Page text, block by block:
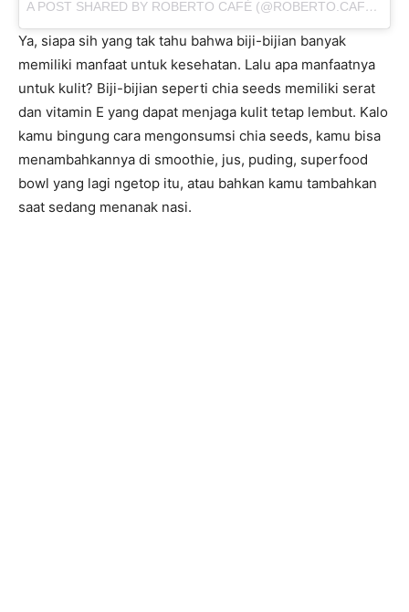
A POST SHARED BY ROBERTO CAFÉ (@ROBERTO.CAFE)
Ya, siapa sih yang tak tahu bahwa biji-bijian banyak
memiliki manfaat untuk kesehatan. Lalu apa manfaatnya
untuk kulit? Biji-bijian seperti chia seeds memiliki serat
dan vitamin E yang dapat menjaga kulit tetap lembut. Kalo
kamu bingung cara mengonsumsi chia seeds, kamu bisa
menambahkannya di smoothie, jus, puding, superfood
bowl yang lagi ngetop itu, atau bahkan kamu tambahkan
saat sedang menanak nasi.